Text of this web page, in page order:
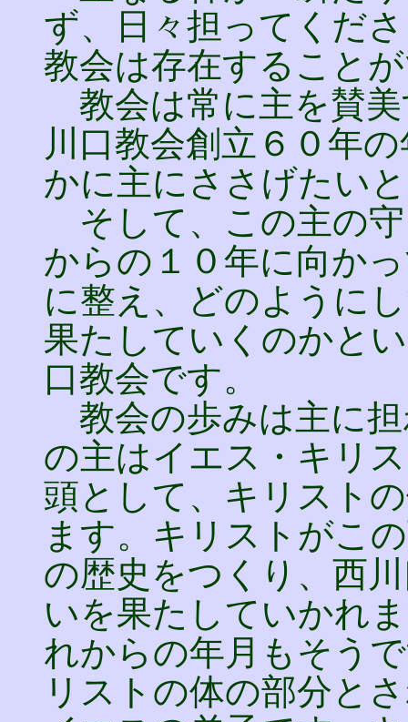
ず、日々担ってくだ
教会は存在すること
教会は常に主を賛
川口教会創立６０年
かに主にささげたい
そして、この主の
からの１０年に向か
に整え、どのように
果たしていくのかと
口教会です。
教会の歩みは主に
の主はイエス・キリ
頭として、キリスト
ます。キリストがこ
の歴史をつくり、西
いを果たしていかれ
れからの年月もそう
リストの体の部分と